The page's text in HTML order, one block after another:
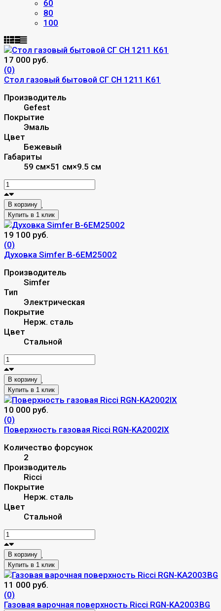
60
80
100
17 000 руб.
(0)
Стол газовый бытовой СГ СН 1211 К61
Производитель
Gefest
Покрытие
Эмаль
Цвет
Бежевый
Габариты
59 см×51 см×9.5 см
В корзину
19 100 руб.
(0)
Духовка Simfer B-6EM25002
Производитель
Simfer
Тип
Электрическая
Покрытие
Нерж. сталь
Цвет
Стальной
В корзину
10 000 руб.
(0)
Поверхность газовая Ricci RGN-KA2002IX
Количество форсунок
2
Производитель
Ricci
Покрытие
Нерж. сталь
Цвет
Стальной
В корзину
11 000 руб.
(0)
Газовая варочная поверхность Ricci RGN-KA2003BG